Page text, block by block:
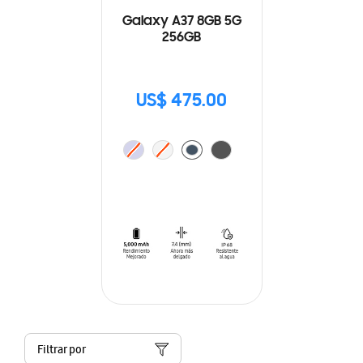
Galaxy A37 8GB 5G
256GB
US$ 475.00
Filtrar por